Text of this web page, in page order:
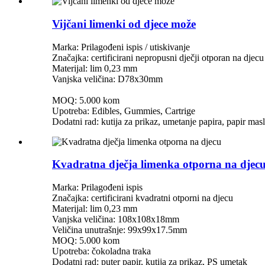
Vijčani limenki od djece može
Marka: Prilagođeni ispis / utiskivanje
Značajka: certificirani nepropusni dječji otporan na djecu
Materijal: lim 0,23 mm
Vanjska veličina: D78x30mm
MOQ: 5.000 kom
Upotreba: Edibles, Gummies, Cartrige
Dodatni rad: kutija za prikaz, umetanje papira, papir
Kvadratna dječja limenka otporna na djecu
Marka: Prilagođeni ispis
Značajka: certificirani kvadratni otporni na djecu
Materijal: lim 0,23 mm
Vanjska veličina: 108x108x18mm
Veličina unutrašnje: 99x99x17.5mm
MOQ: 5.000 kom
Upotreba: čokoladna traka
Dodatni rad: puter papir, kutija za prikaz, PS umetak